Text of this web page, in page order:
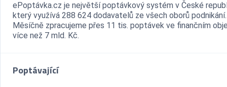
ePoptávka.cz je největší poptávkový systém v České
který využívá 288 624 dodavatelů ze všech oborů podnikání.
Měsíčně zpracujeme přes 11 tis. poptávek ve finančním
více než 7 mld. Kč.
Poptávající